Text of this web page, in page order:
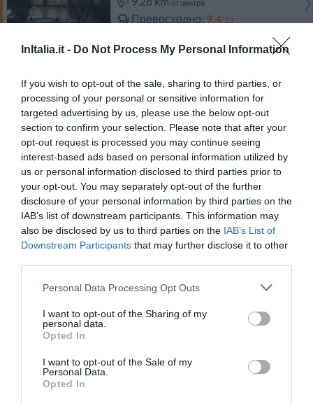
InItalia.it - Do Not Process My Personal Information
If you wish to opt-out of the sale, sharing to third parties, or
processing of your personal or sensitive information for
targeted advertising by us, please use the below opt-out
section to confirm your selection. Please note that after your
opt-out request is processed you may continue seeing
interest-based ads based on personal information utilized by
us or personal information disclosed to third parties prior to
your opt-out. You may separately opt-out of the further
disclosure of your personal information by third parties on the
IAB’s list of downstream participants. This information may
also be disclosed by us to third parties on the IAB’s List of
Downstream Participants that may further disclose it to other
Personal Data Processing Opt Outs
I want to opt-out of the Sharing of my
personal data.
Opted In
I want to opt-out of the Sale of my
Personal Data.
Opted In
от центра
Превосходно 9.4/10
ТАРИФЫ
Affittacamere Corte Capitani
7.37 kmот центра
Потрясающе 8.9
ТАРИФЫ
Grand Hotel & La Pace SPA
9.04 kmот центра
0 Отзывы
7.99 kmот центра
ТАРИФЫ